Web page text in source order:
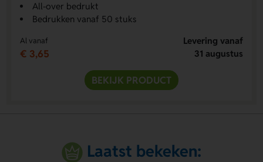
All-over bedrukt
Bedrukken vanaf 50 stuks
Al vanaf
€ 3,65
Levering vanaf
31 augustus
BEKIJK PRODUCT
Laatst bekeken: